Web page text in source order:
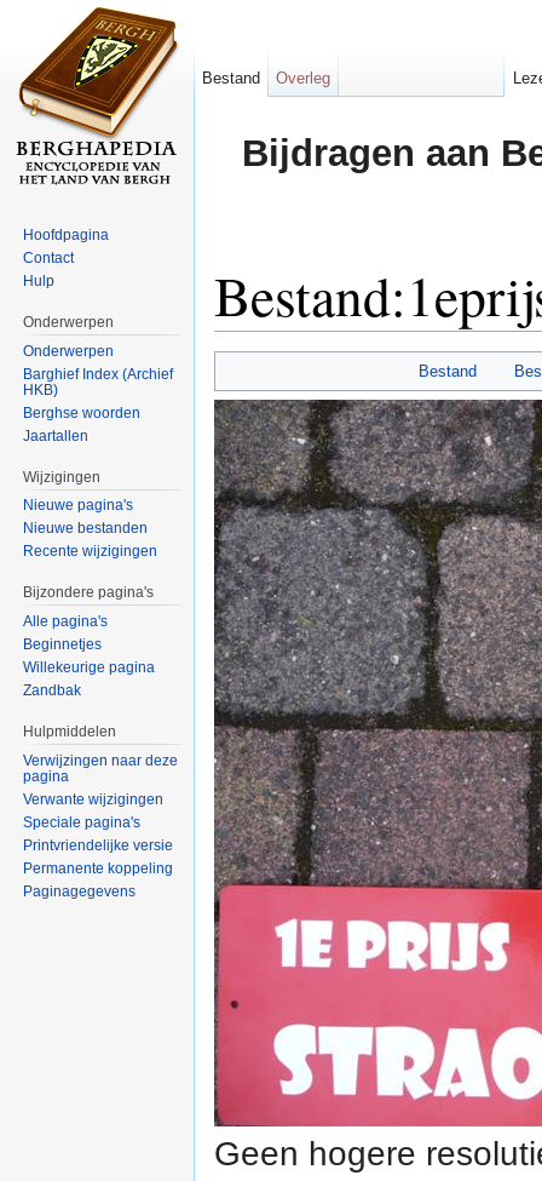
Bijdragen aan
Bestand
Geen hogere
Bestand Overleg
Hoofdpagina
Contact
Hulp
Onderwerpen
Onderwerpen
Barghief Index (Archief
HKB)
Berghse woorden
Jaartallen
Wijzigingen
Nieuwe pagina's
Nieuwe bestanden
Recente wijzigingen
Bijzondere pagina's
Alle pagina's
Beginnetjes
Willekeurige pagina
Zandbak
Hulpmiddelen
Verwijzingen naar deze
pagina
Verwante wijzigingen
Speciale pagina's
Printvriendelijke versie
Permanente koppeling
Paginagegevens